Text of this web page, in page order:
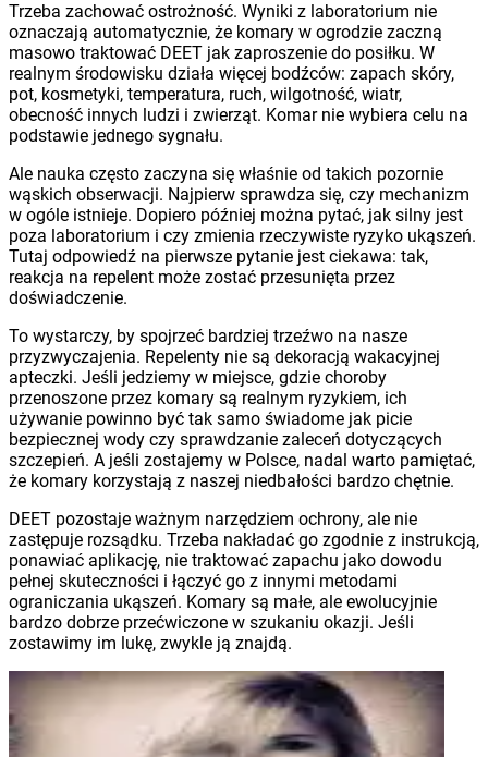
Trzeba zachować ostrożność. Wyniki z laboratorium nie
oznaczają automatycznie, że komary w ogrodzie zaczną
masowo traktować DEET jak zaproszenie do posiłku. W
realnym środowisku działa więcej bodźców: zapach skóry,
pot, kosmetyki, temperatura, ruch, wilgotność, wiatr,
obecność innych ludzi i zwierząt. Komar nie wybiera celu na
podstawie jednego sygnału.
Ale nauka często zaczyna się właśnie od takich pozornie
wąskich obserwacji. Najpierw sprawdza się, czy mechanizm
w ogóle istnieje. Dopiero później można pytać, jak silny jest
poza laboratorium i czy zmienia rzeczywiste ryzyko ukąszeń.
Tutaj odpowiedź na pierwsze pytanie jest ciekawa: tak,
reakcja na repelent może zostać przesunięta przez
doświadczenie.
To wystarczy, by spojrzeć bardziej trzeźwo na nasze
przyzwyczajenia. Repelenty nie są dekoracją wakacyjnej
apteczki. Jeśli jedziemy w miejsce, gdzie choroby
przenoszone przez komary są realnym ryzykiem, ich
używanie powinno być tak samo świadome jak picie
bezpiecznej wody czy sprawdzanie zaleceń dotyczących
szczepień. A jeśli zostajemy w Polsce, nadal warto pamiętać,
że komary korzystają z naszej niedbałości bardzo chętnie.
DEET pozostaje ważnym narzędziem ochrony, ale nie
zastępuje rozsądku. Trzeba nakładać go zgodnie z instrukcją,
ponawiać aplikację, nie traktować zapachu jako dowodu
pełnej skuteczności i łączyć go z innymi metodami
ograniczania ukąszeń. Komary są małe, ale ewolucyjnie
bardzo dobrze przećwiczone w szukaniu okazji. Jeśli
zostawimy im lukę, zwykle ją znajdą.